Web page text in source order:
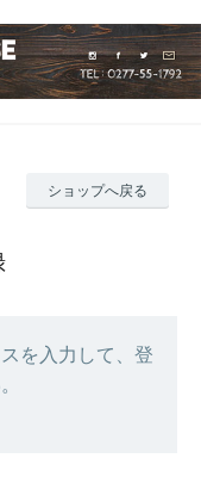
ショップへ戻る
を入力して、登